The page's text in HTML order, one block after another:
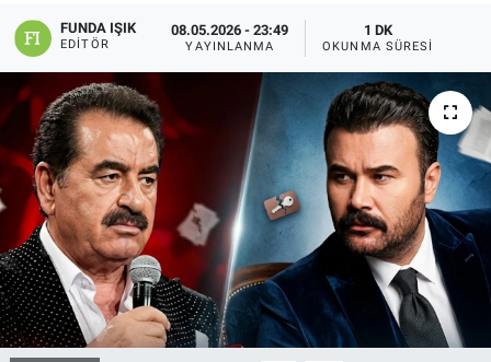
FUNDA IŞIK
EDITÖR
08.05.2026 - 23:49
YAYINLANMA
1 DK
OKUNMA SÜRESI
MANŞET
RESMİ İLANLAR
İLAN
Bize ulaşın
İletişim/Künye
Yaşam